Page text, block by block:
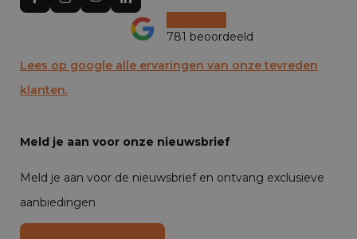
781 beoordeeld
Lees op google alle ervaringen van onze tevreden
klanten.
Meld je aan voor onze nieuwsbrief
Meld je aan voor de nieuwsbrief en ontvang exclusieve
aanbiedingen